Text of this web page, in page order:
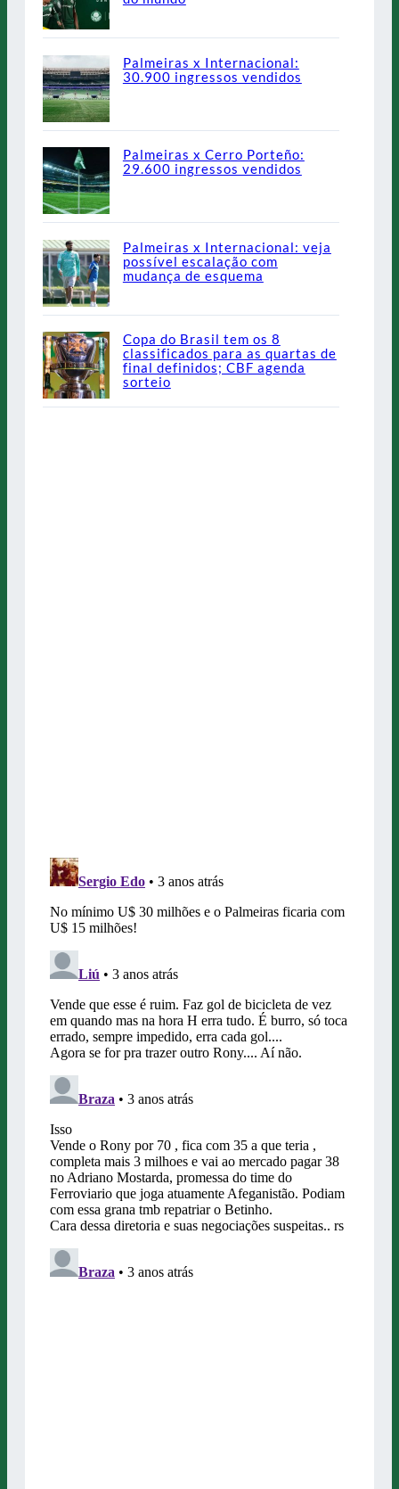
Palmeiras x Internacional:
30.900 ingressos vendidos
Palmeiras x Cerro Porteño:
29.600 ingressos vendidos
Palmeiras x Internacional: veja
possível escalação com
mudança de esquema
Copa do Brasil tem os 8
classificados para as quartas de
final definidos; CBF agenda
sorteio